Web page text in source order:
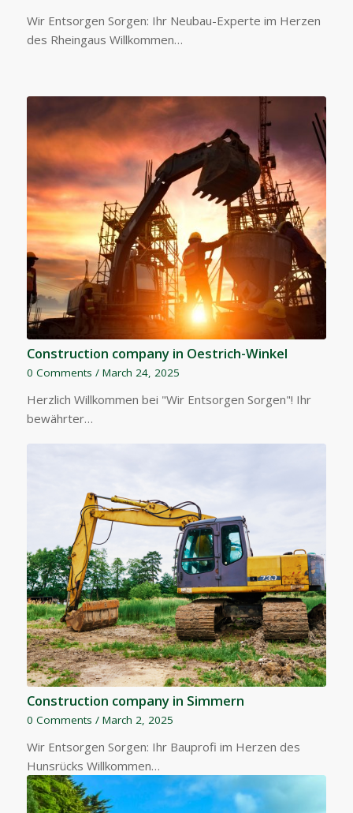
Wir Entsorgen Sorgen: Ihr Neubau-Experte im Herzen
des Rheingaus Willkommen…
Construction company in Oestrich-Winkel
0 Comments / March 24, 2025
Herzlich Willkommen bei "Wir Entsorgen Sorgen"! Ihr
bewährter…
Construction company in Simmern
0 Comments / March 2, 2025
Wir Entsorgen Sorgen: Ihr Bauprofi im Herzen des
Hunsrücks Willkommen…